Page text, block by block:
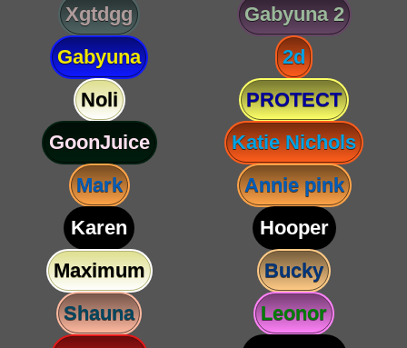
Xgtdgg
Gabyuna 2
Gabyuna
2d
Noli
PROTECT
GoonJuice
Katie Nichols
Mark
Annie pink
Karen
Hooper
Maximum
Bucky
Shauna
Leonor